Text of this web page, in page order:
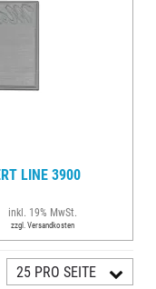
LINE 3900
inkl. 19% MwSt.
zzgl. Versandkosten
25 PRO SEITE